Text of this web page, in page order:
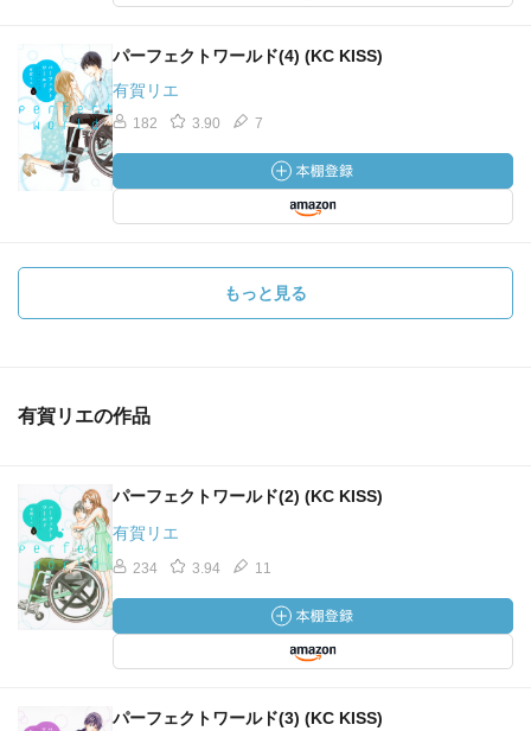
パーフェクトワールド(4) (KC KISS)
有賀リエ
182 3.90 7
もっと見る
有賀リエの作品
パーフェクトワールド(2) (KC KISS)
有賀リエ
234 3.94 11
パーフェクトワールド(3) (KC KISS)